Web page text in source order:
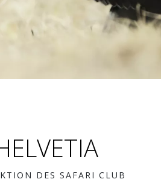
DES SAFARI CLUB